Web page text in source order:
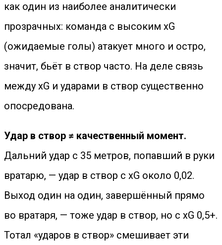
как один из наиболее аналитически
прозрачных: команда с высоким xG
(ожидаемые голы) атакует много и остро,
значит, бьёт в створ часто. На деле связь
между xG и ударами в створ существенно
опосредована.
Удар в створ ≠ качественный момент.
Дальний удар с 35 метров, попавший в руки
вратарю, — удар в створ с xG около 0,02.
Выход один на один, завершённый прямо
во вратаря, — тоже удар в створ, но с xG 0,5+.
Тотал «ударов в створ» смешивает эти